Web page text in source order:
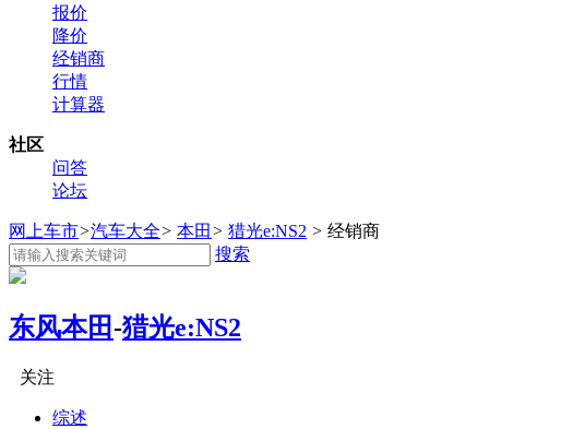
报价
降价
经销商
行情
计算器
社区
问答
论坛
网上车市>汽车大全> 本田 > 猎光e:NS2 > 经销商
搜索
东风本田-猎光e:NS2
关注
综述